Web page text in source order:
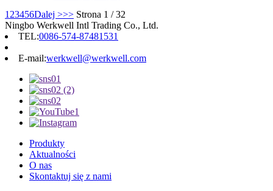
1 23456Dalej >>> Strona 1 / 32
Ningbo Werkwell Intl Trading Co., Ltd.
TEL:0086-574-87481531
E-mail:werkwell@werkwell.com
Produkty
Aktualności
O nas
Skontaktuj się z nami